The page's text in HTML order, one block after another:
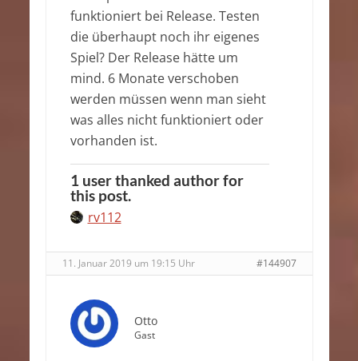
funktioniert bei Release. Testen
die überhaupt noch ihr eigenes
Spiel? Der Release hätte um
mind. 6 Monate verschoben
werden müssen wenn man sieht
was alles nicht funktioniert oder
vorhanden ist.
1 user thanked author for
this post.
rv112
11. Januar 2019 um 19:15 Uhr #144907
Otto
Gast